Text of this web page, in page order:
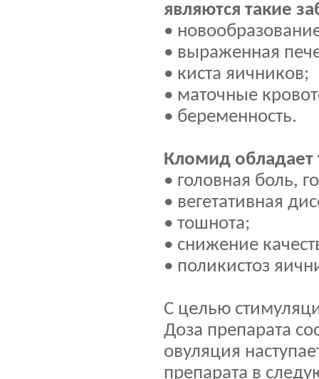
являются такие
•
• выраженная
• киста яичников;
• маточные
• беременность.
Кломид
• головная боль,
• вегетативная
• тошнота;
• снижение
• поликистоз
С целью
Доза препарата
овуляция
препарата в